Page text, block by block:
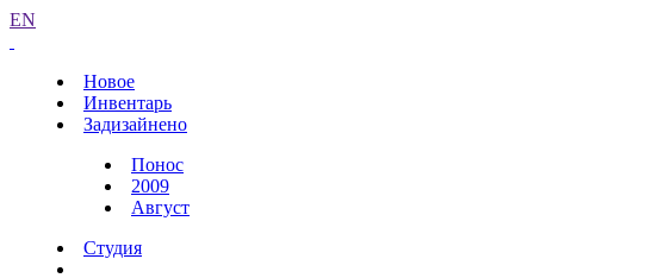
EN
Новое
Инвентарь
Задизайнено
Понос
2009
Август
Студия